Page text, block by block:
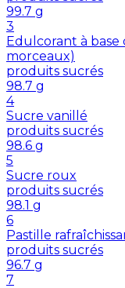
99.7 g
3
Edulcorant à
morceaux)
produits sucrés
98.7 g
4
Sucre vanillé
produits sucrés
98.6 g
5
Sucre roux
produits sucrés
98.1 g
6
Pastille
produits sucrés
96.7 g
7